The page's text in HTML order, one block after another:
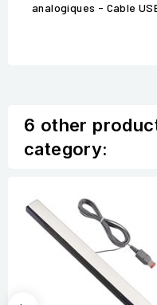
analogiques - Cable
6 other
category: